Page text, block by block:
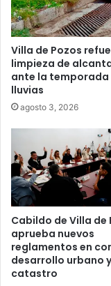
Villa de Pozos
limpieza de
ante la temporada
lluvias
agosto 3, 2026
Cabildo de Villa de
aprueba nuevos
reglamentos en
desarrollo urbano y
catastro